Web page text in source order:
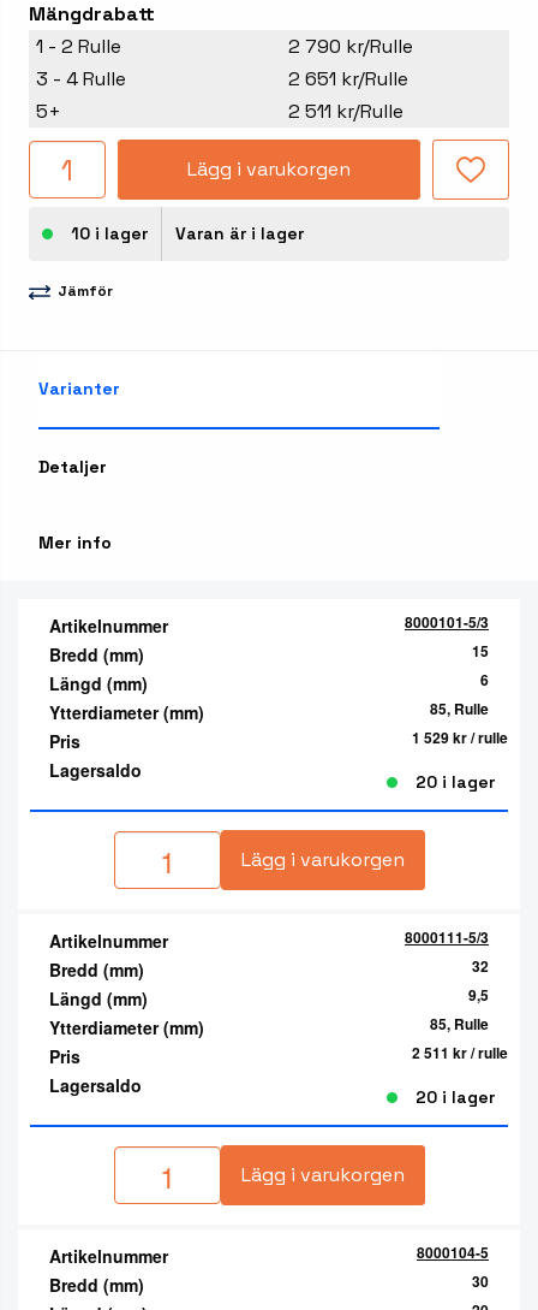
Mängdrabatt
1 - 2 Rulle
2 790 kr/Rulle
3 - 4 Rulle
2 651 kr/Rulle
5+
2 511 kr/Rulle
Lägg i varukorgen
10 i lager Varan är i lager
Jämför
Varianter
Detaljer
Mer info
Artikelnummer 8000101-5/3
Bredd (mm) 15
Längd (mm) 6
Ytterdiameter (mm) 85, Rulle
Pris 1 529 kr/ rulle
Lagersaldo 20 i lager
Lägg i varukorgen
Artikelnummer 8000111-5/3
Bredd (mm) 32
Längd (mm) 9,5
Ytterdiameter (mm) 85, Rulle
Pris 2 511 kr/ rulle
Lagersaldo 20 i lager
Lägg i varukorgen
Artikelnummer 8000104-5
Bredd (mm) 30